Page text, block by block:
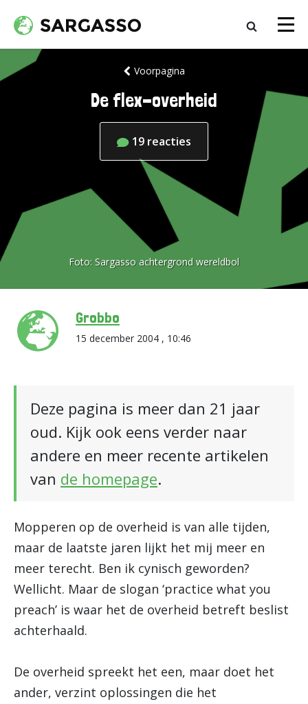
Voorpagina
De flex-overheid
19 reacties
Foto: Sargasso achtergrond wereldbol
Grobbo
15 december 2004 , 10:46
Deze pagina is meer dan 21 jaar
oud. Kijk ook eens verder naar
andere en meer recente artikelen
van de homepage.
Mopperen op de overheid is van alle tijden,
maar de laatste jaren lijkt het mij meer en
meer terecht. Ben ik cynisch geworden?
Wellicht. Maar de slogan ‘practice what you
preach’ is waar het de overheid betreft beslist
achterhaald.
De overheid spreekt het een, maar doet het
ander, verzint oplossingen die het